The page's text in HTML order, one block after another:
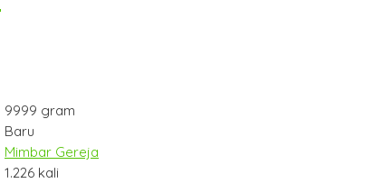
9999 gram
Baru
Mimbar Gereja
1.226 kali